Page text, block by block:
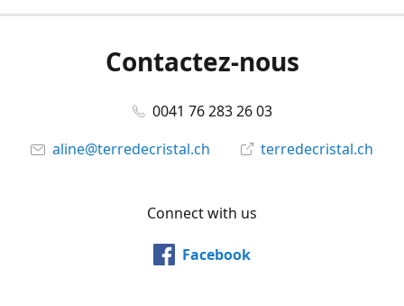
Contactez-nous
0041 76 283 26 03
aline@terredecristal.ch
terredecristal.ch
Connect with us
Facebook